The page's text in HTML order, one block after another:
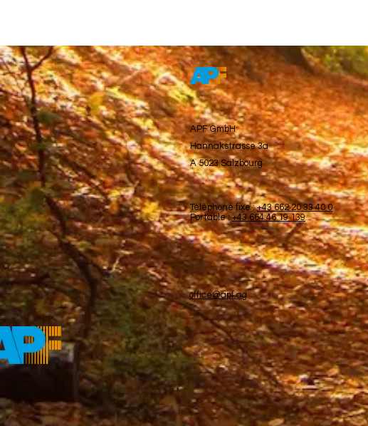
APF GmbH
Hannakstrasse 3a
A 5023 Salzbourg
Téléphone fixe : +43 662 20 33 40 0
Portable :+43 664 46 19 139
office@apf.ag